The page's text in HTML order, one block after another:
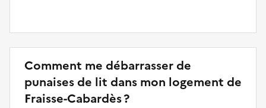
Comment me débarrasser de
punaises de lit dans mon logement de
Fraisse-Cabardès ?